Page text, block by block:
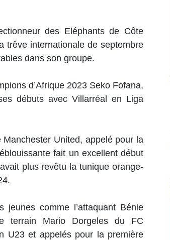
des Eléphants de Côte
trêve internationale de septembre
dans son groupe.
d’Afrique 2023 Seko Fofana,
débuts avec Villarréal en Liga
United, appelé pour la
fait un excellent début
plus revêtu la tunique orange-
jeunes comme l’attaquant Bénie
terrain Mario Dorgeles du FC
U23 et appelés pour la première